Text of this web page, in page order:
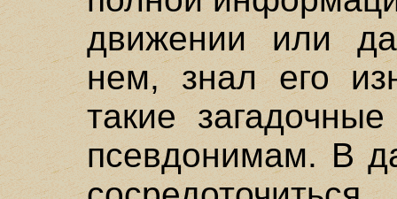
движении или
нем, знал его
такие
псевдонимам. В